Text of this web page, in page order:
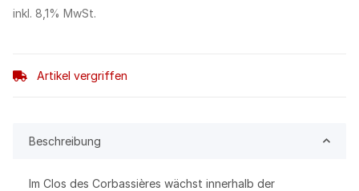
inkl. 8,1% MwSt.
Artikel vergriffen
Beschreibung
Im Clos des Corbassières wächst innerhalb der